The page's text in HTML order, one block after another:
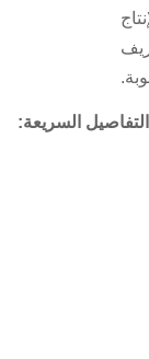
التفاصيل السريعة: